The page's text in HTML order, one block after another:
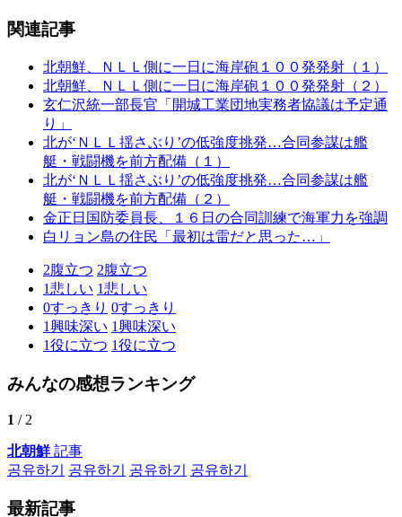
関連記事
北朝鮮、ＮＬＬ側に一日に海岸砲１００発発射（１）
北朝鮮、ＮＬＬ側に一日に海岸砲１００発発射（２）
玄仁沢統一部長官「開城工業団地実務者協議は予定通
り」
北が‘ＮＬＬ揺さぶり’の低強度挑発…合同参謀は艦
艇・戦闘機を前方配備（１）
北が‘ＮＬＬ揺さぶり’の低強度挑発…合同参謀は艦
艇・戦闘機を前方配備（２）
金正日国防委員長、１６日の合同訓練で海軍力を強調
白リョン島の住民「最初は雷だと思った…」
2腹立つ 2腹立つ
1悲しい 1悲しい
0すっきり 0すっきり
1興味深い 1興味深い
1役に立つ 1役に立つ
みんなの感想ランキング
1 / 2
北朝鮮記事
공유하기
공유하기 공유하기 공유하기
最新記事